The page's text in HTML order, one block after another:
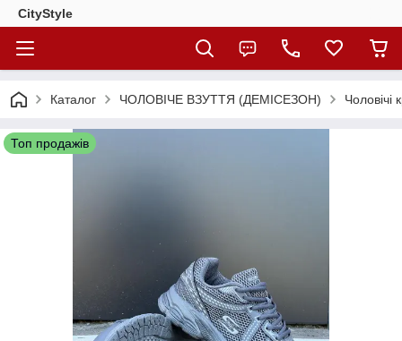
CityStylе
Каталог ЧОЛОВІЧЕ ВЗУТТЯ (ДЕМІСЕЗОН) Чоловічі
Топ продажів